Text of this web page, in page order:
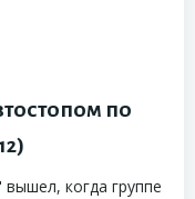
по
когда группе